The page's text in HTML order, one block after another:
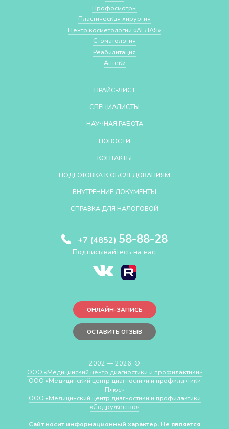
Профосмотры
Пластическая хирургия
Центр косметологии «АГЛАЯ»
Стоматология
Реабилитация
Аптеки
ПРАЙС-ЛИСТ
СПЕЦИАЛИСТЫ
НАУЧНАЯ РАБОТА
НОВОСТИ
КОНТАКТЫ
ПОДГОТОВКА К ОБСЛЕДОВАНИЯМ
ВНУТРЕННИЕ ДОКУМЕНТЫ
СПРАВКА ДЛЯ НАЛОГОВОЙ
+7 (4852) 58-88-28
Подписывайтесь на нас:
ОНЛАЙН-ЗАПИСЬ
ОСТАВИТЬ ОТЗЫВ
2002 — 2026, ©
ООО «Медицинский центр диагностики и профилактики»
ООО «Медицинский центр диагностики и профилактики
Плюс»
ООО «Медицинский центр диагностики и профилактики
«Cодружество»
Сайт носит информационный характер. Не является